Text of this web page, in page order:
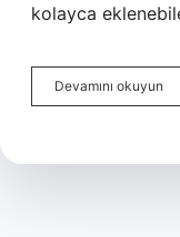
kolayca
Devamını okuyun